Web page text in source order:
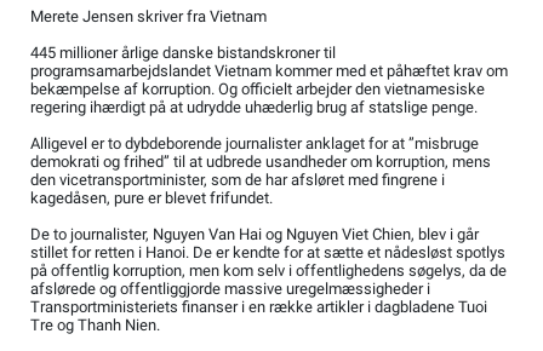
Merete Jensen skriver fra Vietnam
445 millioner årlige danske bistandskroner til
programsamarbejdslandet Vietnam kommer med et påhæftet krav om
bekæmpelse af korruption. Og officielt arbejder den vietnamesiske
regering ihærdigt på at udrydde uhæderlig brug af statslige penge.
Alligevel er to dybdeborende journalister anklaget for at ”misbruge
demokrati og frihed” til at udbrede usandheder om korruption, mens
den vicetransportminister, som de har afsløret med fingrene i
kagedåsen, pure er blevet frifundet.
De to journalister, Nguyen Van Hai og Nguyen Viet Chien, blev i går
stillet for retten i Hanoi. De er kendte for at sætte et nådesløst spotlys
på offentlig korruption, men kom selv i offentlighedens søgelys, da de
afslørede og offentliggjorde massive uregelmæssigheder i
Transportministeriets finanser i en række artikler i dagbladene Tuoi
Tre og Thanh Nien.